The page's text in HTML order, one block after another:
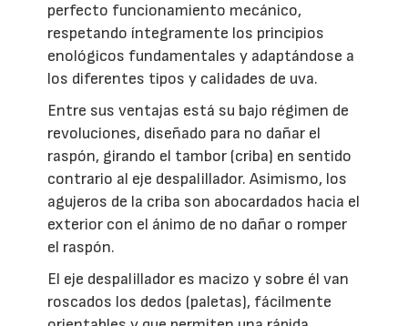
perfecto funcionamiento mecánico,
respetando íntegramente los principios
enológicos fundamentales y adaptándose a
los diferentes tipos y calidades de uva.
Entre sus ventajas está su bajo régimen de
revoluciones, diseñado para no dañar el
raspón, girando el tambor (criba) en sentido
contrario al eje despalillador. Asimismo, los
agujeros de la criba son abocardados hacia el
exterior con el ánimo de no dañar o romper
el raspón.
El eje despalillador es macizo y sobre él van
roscados los dedos (paletas), fácilmente